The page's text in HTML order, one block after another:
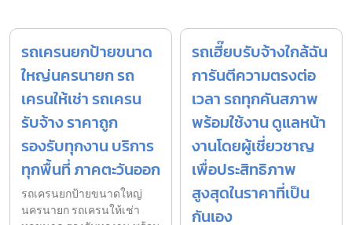
รถเครนยกป้ายขนาด
ใหญ่นครนายก รถ
เครนให้เช่า รถเครน
รับจ้าง ราคาถูก
รองรับทุกงาน บริการ
ทุกพื้นที่ ภาคตะวันออก
รถเครนยกป้ายขนาดใหญ่
นครนายก รถเครนให้เช่า
รถเฮี๊ยบรับจ้างใกล้ฉัน
การันตีความตรงต่อ
เวลา รถทุกคันสภาพ
พร้อมใช้งาน ดูแลหน้า
งานโดยผู้เชี่ยวชาญ
เพื่อประสิทธิภาพ
สูงสุดในราคาที่เป็น
กันเอง